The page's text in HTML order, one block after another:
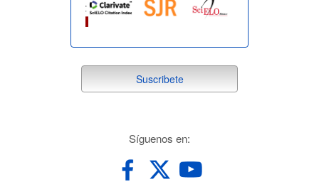
suscribete
Suscribete
Síguenos en: